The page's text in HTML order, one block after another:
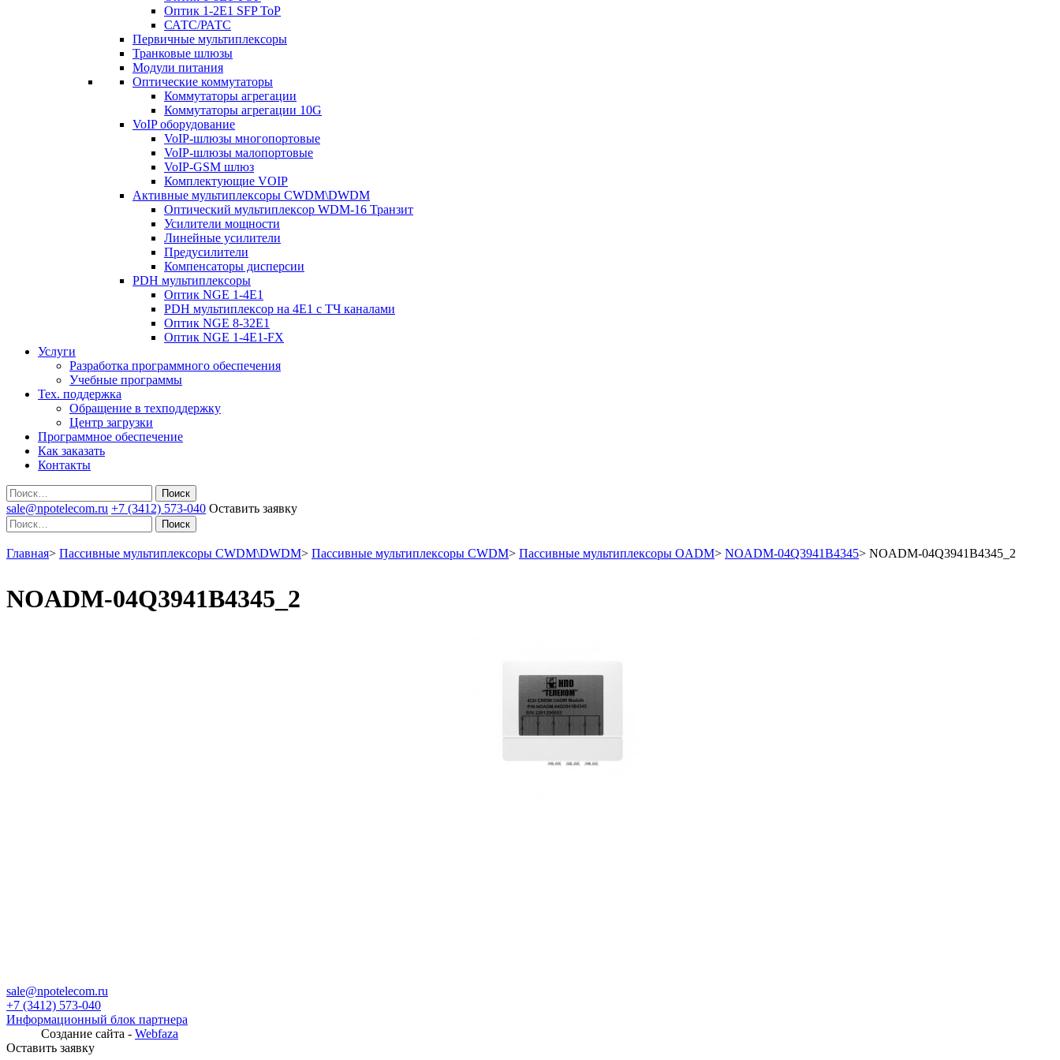
Оптик 1-2E1 SFP ToP
САТС/РАТС
Первичные мультиплексоры
Транковые шлюзы
Модули питания
Оптические коммутаторы
Коммутаторы агрегации
Коммутаторы агрегации 10G
VoIP оборудование
VoIP-шлюзы многопортовые
VoIP-шлюзы малопортовые
VoIP-GSM шлюз
Комплектующие VOIP
Активные мультиплексоры CWDM\DWDM
Оптический мультиплексор WDM-16 Транзит
Усилители мощности
Линейные усилители
Предусилители
Компенсаторы дисперсии
PDH мультиплексоры
Оптик NGE 1-4E1
PDH мультиплексор на 4Е1 с ТЧ каналами
Оптик NGE 8-32E1
Оптик NGE 1-4E1-FX
Услуги
Разработка программного обеспечения
Учебные программы
Тех. поддержка
Обращение в техподдержку
Центр загрузки
Программное обеспечение
Как заказать
Контакты
Поиск
sale@npotelecom.ru +7 (3412) 573-040 Оставить заявку
Поиск
Главная> Пассивные мультиплексоры CWDM\DWDM> Пассивные мультиплексоры CWDM> Пассивные мультиплексоры OADM> NOADM-04Q3941B4345> NOADM-04Q3941B4345_2
NOADM-04Q3941B4345_2
sale@npotelecom.ru
+7 (3412) 573-040
Информационный блок партнера
Создание сайта - Webfaza
Оставить заявку